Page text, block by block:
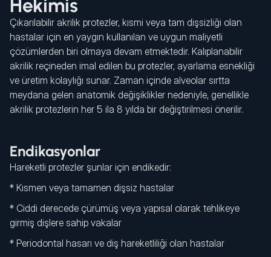
Hekimis
Çıkarılabilir akrilik protezler, kısmi veya tam dişsizliği olan
hastalar için en yaygın kullanılan ve uygun maliyetli
çözümlerden biri olmaya devam etmektedir. Kalıplanabilir
akrilik reçineden imal edilen bu protezler, ayarlama esnekliği
ve üretim kolaylığı sunar. Zaman içinde alveolar sırtta
meydana gelen anatomik değişiklikler nedeniyle, genellikle
akrilik protezlerin her 5 ila 8 yılda bir değiştirilmesi önerilir.
Endikasyonlar
Hareketli protezler şunlar için endikedir:
* Kısmen veya tamamen dişsiz hastalar
* Ciddi derecede çürümüş veya yapısal olarak tehlikeye
girmiş dişlere sahip vakalar
* Periodontal hasarı ve diş hareketliliği olan hastalar